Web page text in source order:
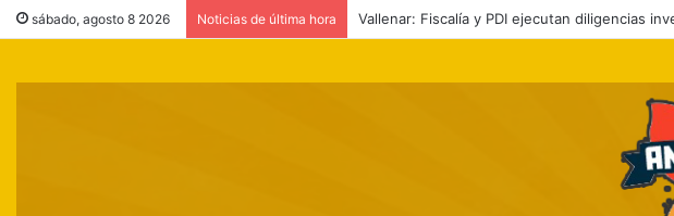
sábado, agosto 8 2026 Noticias de última hora SAG reitera llamado a feriantes a inscribirse